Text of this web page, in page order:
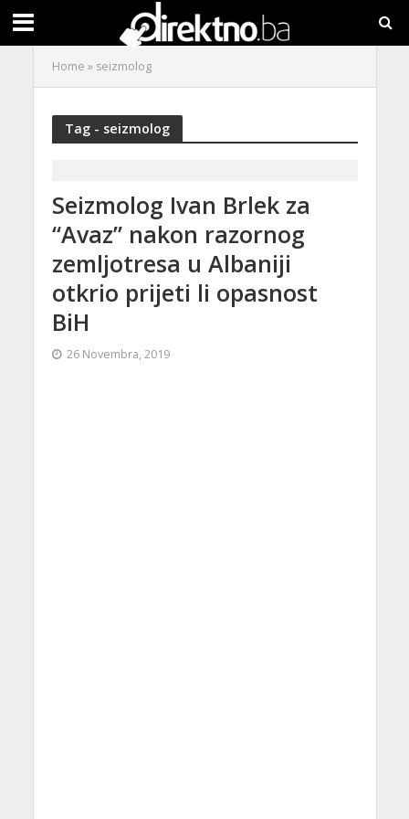
Home » seizmolog
Tag - seizmolog
Seizmolog Ivan Brlek za
“Avaz” nakon razornog
zemljotresa u Albaniji
otkrio prijeti li opasnost
BiH
26 Novembra, 2019